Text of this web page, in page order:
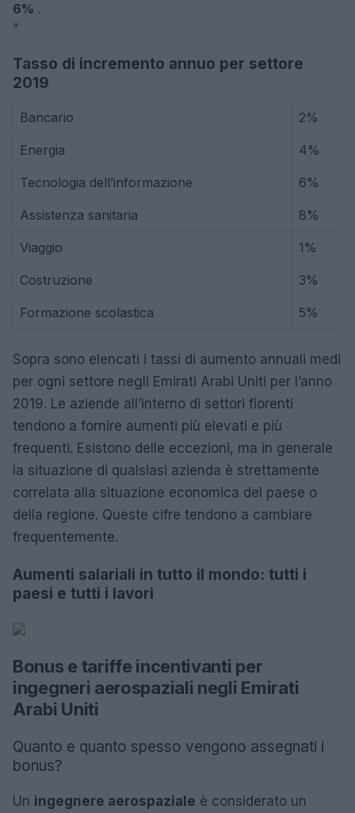
6% .
“
Tasso di incremento annuo per settore
2019
Bancario 2%
Energia 4%
Tecnologia dell’informazione 6%
Assistenza sanitaria 8%
Viaggio 1%
Costruzione 3%
Formazione scolastica 5%
Sopra sono elencati i tassi di aumento annuali medi
per ogni settore negli Emirati Arabi Uniti per l’anno
2019. Le aziende all’interno di settori fiorenti
tendono a fornire aumenti più elevati e più
frequenti. Esistono delle eccezioni, ma in generale
la situazione di qualsiasi azienda è strettamente
correlata alla situazione economica del paese o
della regione. Queste cifre tendono a cambiare
frequentemente.
Aumenti salariali in tutto il mondo: tutti i
paesi e tutti i lavori
Bonus e tariffe incentivanti per
ingegneri aerospaziali negli Emirati
Arabi Uniti
Quanto e quanto spesso vengono assegnati i
bonus?
Un ingegnere aerospaziale è considerato un